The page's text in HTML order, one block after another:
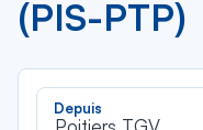
(PIS-PTP)
Depuis